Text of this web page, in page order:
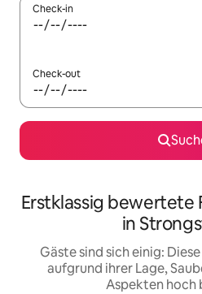
Check-in
Check-out
Erstklassig
in
Gäste sind sich einig:
aufgrund ihrer Lage,
Aspekten hoch